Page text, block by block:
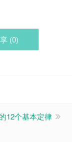
(0)
12个基本定律